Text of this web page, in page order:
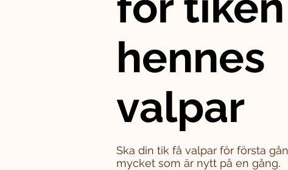
hennes
valpar
Ska din tik få valpar för första
mycket som är nytt på en gång.